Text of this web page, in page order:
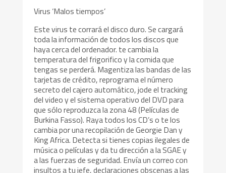
Virus ‘Malos tiempos’
Este virus te corrará el disco duro. Se cargará
toda la información de todos los discos que
haya cerca del ordenador. te cambia la
temperatura del frigorifico y la comida que
tengas se perderá. Magentiza las bandas de las
tarjetas de crédito, reprograma el número
secreto del cajero automático, jode el tracking
del video y el sistema operativo del DVD para
que sólo reproduzca la zona 48 (Películas de
Burkina Fasso). Raya todos los CD’s o te los
cambia por una recopilación de Georgie Dan y
King Africa. Detecta si tienes copias ilegales de
música o películas y da tu dirección a la SGAE y
a las fuerzas de seguridad. Envía un correo con
insultos a tu jefe, declaraciones obscenas a las